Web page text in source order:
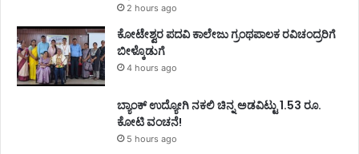
2 hours ago
ಕೋಟೇಶ್ವರ ಪದವಿ ಕಾಲೇಜು ಗ್ರಂಥಪಾಲಕ ರವಿಚಂದ್ರರಿಗೆ
ಬೀಳ್ಕೊಡುಗೆ
4 hours ago
ಬ್ಯಾಂಕ್ ಉದ್ಯೋಗಿ ನಕಲಿ ಚಿನ್ನ ಅಡವಿಟ್ಟು 1.53 ರೂ.
ಕೋಟಿ ವಂಚನೆ!
5 hours ago